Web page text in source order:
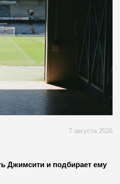
7 августа 2026
Джимсити и подбирает ему